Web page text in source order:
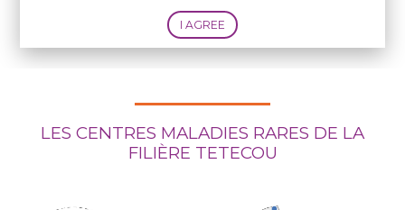
Pour unsoutien
à la recherche
LES CENTRES MALADIES RARES DE LA
FILIÈRE TETECOU